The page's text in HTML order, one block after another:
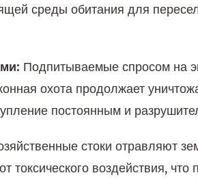
среды обитания для
Подпитываемые спросом на
охота продолжает
постоянным и
стоки отравляют
токсического воздействия,